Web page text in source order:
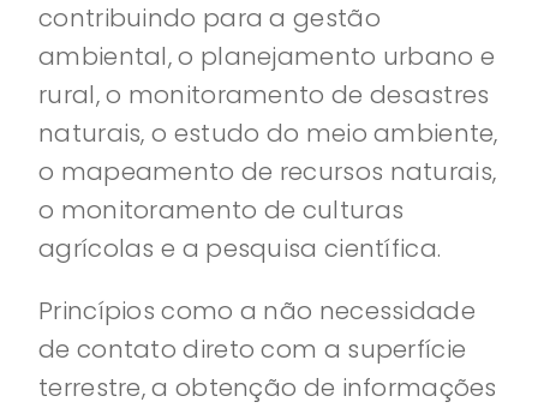
contribuindo para a gestão
ambiental, o planejamento urbano e
rural, o monitoramento de desastres
naturais, o estudo do meio ambiente,
o mapeamento de recursos naturais,
o monitoramento de culturas
agrícolas e a pesquisa científica.
Princípios como a não necessidade
de contato direto com a superfície
terrestre, a obtenção de informações